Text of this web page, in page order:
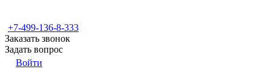
+7-499-136-8-333
Заказать звонок
Задать вопрос
Войти